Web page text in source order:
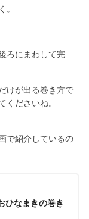
。
ろにまわして完
けが出る巻き方で
くださいね。
で紹介しているの
なまきの巻き